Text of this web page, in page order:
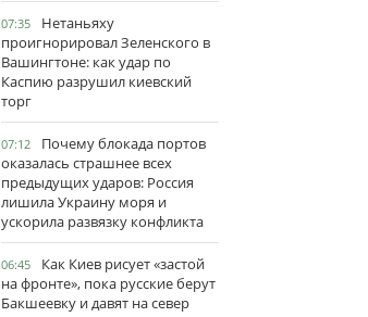
07:35
Нетаньяху
проигнорировал Зеленского в
Вашингтоне: как удар по
Каспию разрушил киевский
торг
07:12
Почему блокада портов
оказалась страшнее всех
предыдущих ударов: Россия
лишила Украину моря и
ускорила развязку конфликта
06:45
Как Киев рисует «застой
на фронте», пока русские берут
Бакшеевку и давят на север